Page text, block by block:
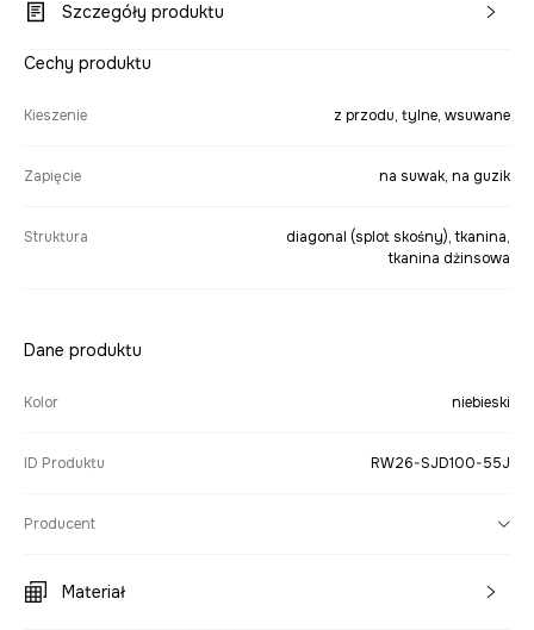
Szczegóły produktu
Cechy produktu
Kieszenie z przodu, tylne, wsuwane
Zapięcie na suwak, na guzik
Struktura
diagonal (splot skośny), tkanina,
tkanina dżinsowa
Dane produktu
Kolor niebieski
ID Produktu RW26-SJD100-55J
Producent
Materiał